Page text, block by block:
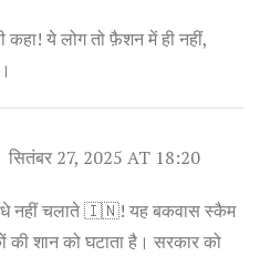
ये लोग तो फ़ैशन में ही नहीं,
सितंबर 27, 2025 AT 18:20
नहीं चलाते 🇮🇳! यह बकवास स्कैम
की शान को घटाता है। सरकार को